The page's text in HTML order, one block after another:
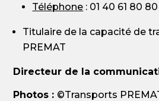
Téléphone : 01 40 61 80 80
Titulaire de la capacité de
PREMAT
Directeur de la
Photos : ©Transports